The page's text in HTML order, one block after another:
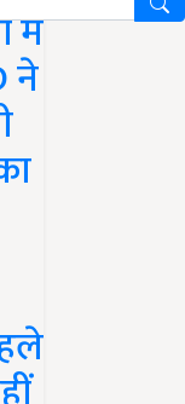
में
ने